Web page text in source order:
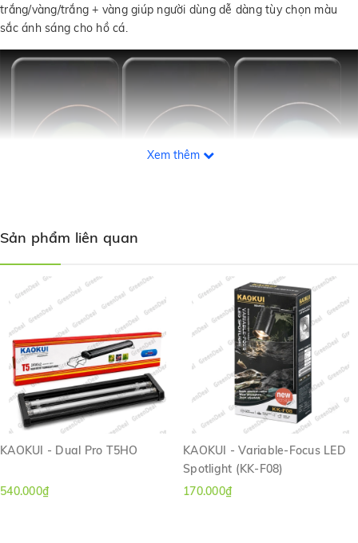
trắng/vàng/trắng + vàng giúp người dùng dễ dàng tùy chọn màu
sắc ánh sáng cho hồ cá.
Chi tiết sản phẩm:
Công suất: 10W
Xem thêm
Sản phẩm liên quan
KAOKUI - Dual Pro T5HO
540.000₫
KAOKUI - Variable-Focus LED
Spotlight (KK-F08)
170.000₫